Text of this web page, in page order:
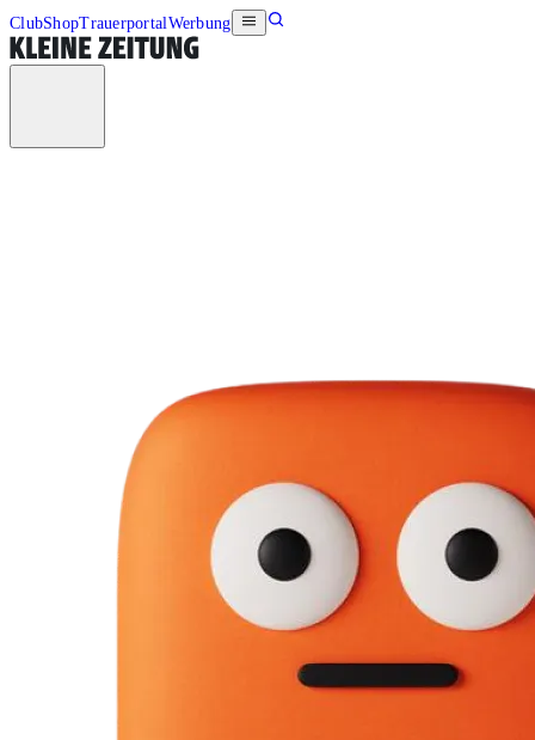
ClubShopTrauerportalWerbung